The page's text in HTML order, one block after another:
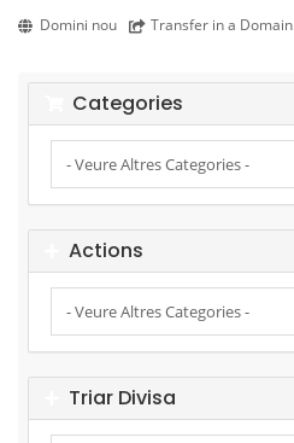
Domini nou Transfer in a Domain
Categories
Actions
Triar Divisa